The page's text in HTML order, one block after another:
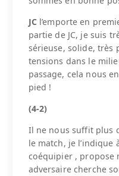
JCl’emporte en
partie de JC, je suis
sérieuse, solide, très
tensions dans le
passage, cela nous
pied !
(4-2)
Il ne nous suffit plus
le match, je l’indique
coéquipier , propose
adversaire cherche